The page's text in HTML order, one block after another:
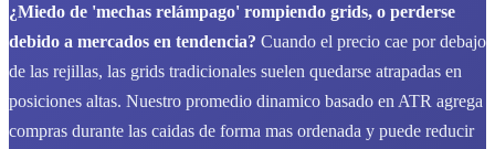
¿Miedo de 'mechas relámpago' rompiendo grids, o perderse
debido a mercados en tendencia? Cuando el precio cae por debajo
de las rejillas, las grids tradicionales suelen quedarse atrapadas en
posiciones altas. Nuestro promedio dinamico basado en ATR agrega
compras durante las caidas de forma mas ordenada y puede reducir